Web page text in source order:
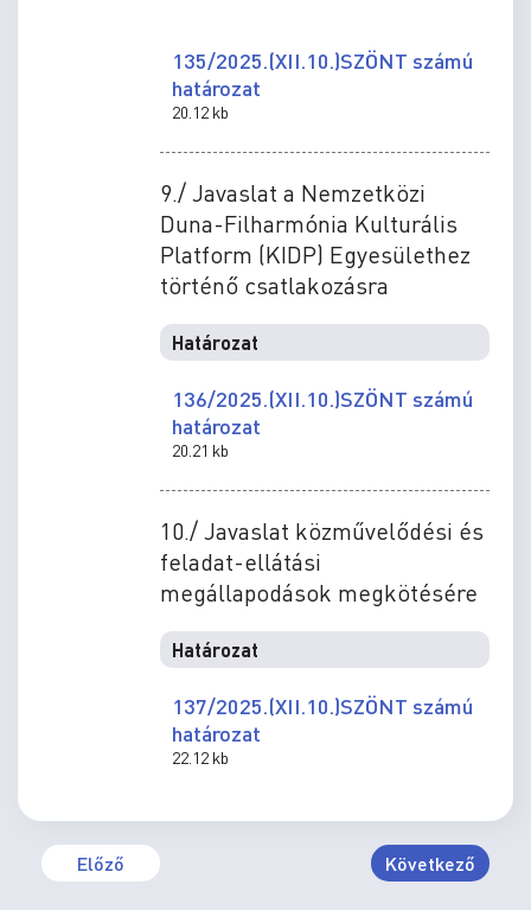
135/2025.(XII.10.)SZÖNT számú
határozat
20.12 kb
9./ Javaslat a Nemzetközi
Duna-Filharmónia Kulturális
Platform (KIDP) Egyesülethez
történő csatlakozásra
Határozat
136/2025.(XII.10.)SZÖNT számú
határozat
20.21 kb
10./ Javaslat közművelődési és
feladat-ellátási
megállapodások megkötésére
Határozat
137/2025.(XII.10.)SZÖNT számú
határozat
22.12 kb
Előző Következő